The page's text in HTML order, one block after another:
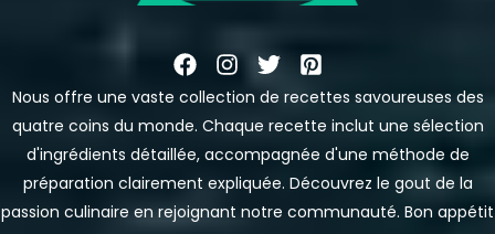
Nous offre une vaste collection de recettes savoureuses des
quatre coins du monde. Chaque recette inclut une sélection
d'ingrédients détaillée, accompagnée d'une méthode de
préparation clairement expliquée. Découvrez le gout de la
passion culinaire en rejoignant notre communauté. Bon appétit